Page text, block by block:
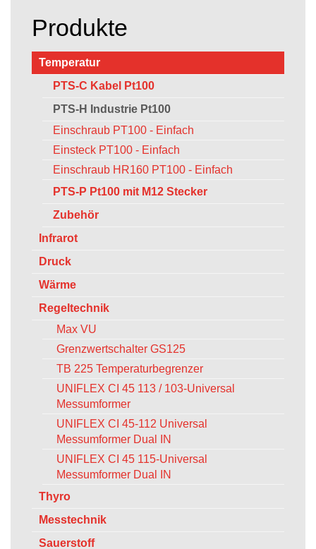
Produkte
Temperatur
PTS-C Kabel Pt100
PTS-H Industrie Pt100
Einschraub PT100 - Einfach
Einsteck PT100 - Einfach
Einschraub HR160 PT100 - Einfach
PTS-P Pt100 mit M12 Stecker
Zubehör
Infrarot
Druck
Wärme
Regeltechnik
Max VU
Grenzwertschalter GS125
TB 225 Temperaturbegrenzer
UNIFLEX CI 45 113 / 103-Universal
Messumformer
UNIFLEX CI 45-112 Universal
Messumformer Dual IN
UNIFLEX CI 45 115-Universal
Messumformer Dual IN
Thyro
Messtechnik
Sauerstoff